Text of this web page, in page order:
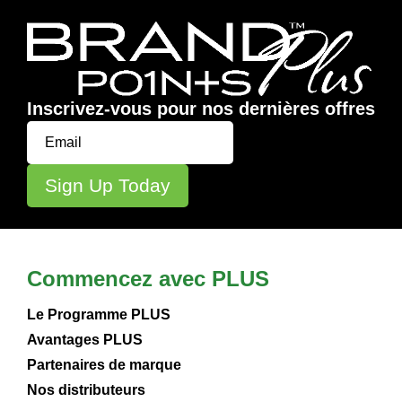
Inscrivez-vous pour nos dernières offres
Commencez avec PLUS
Le Programme PLUS
Avantages PLUS
Partenaires de marque
Nos distributeurs